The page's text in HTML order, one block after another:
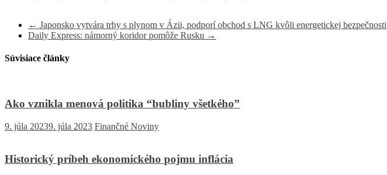
← Japonsko vytvára trhy s plynom v Ázii, podporí obchod s LNG kvôli energetickej bezpečnosti
Daily Express: námorný koridor pomôže Rusku →
Súvisiace články
Ako vznikla menová politika “bubliny všetkého”
9. júla 20239. júla 2023 Finančné Noviny
Historický príbeh ekonomického pojmu inflácia